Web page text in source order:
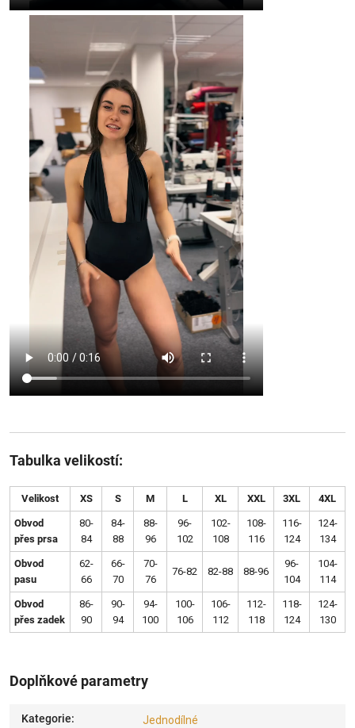
Tabulka velikostí:
Velikost XS S M L XL XXL 3XL 4XL
Obvod
přes prsa
80-
84
84-
88
88-
96
96-
102
102-
108
108-
116
116-
124
124-
134
Obvod
pasu
62-
66
66-
70
70-
76
76-82 82-88 88-96
96-
104
104-
114
Obvod
přes zadek
86-
90
90-
94
94-
100
100-
106
106-
112
112-
118
118-
124
124-
130
Doplňkové parametry
Kategorie: Jednodílné